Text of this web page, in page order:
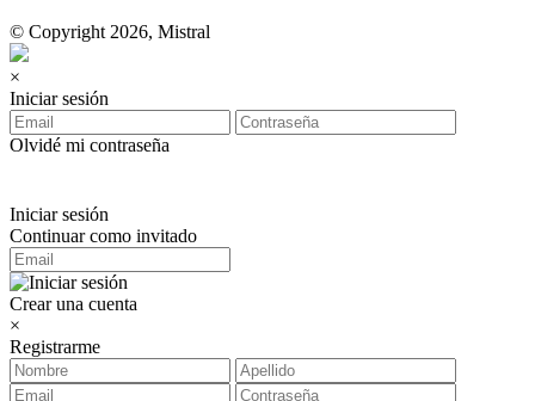
© Copyright 2026, Mistral
×
Iniciar sesión
Olvidé mi contraseña
Iniciar sesión
Continuar como invitado
Crear una cuenta
×
Registrarme